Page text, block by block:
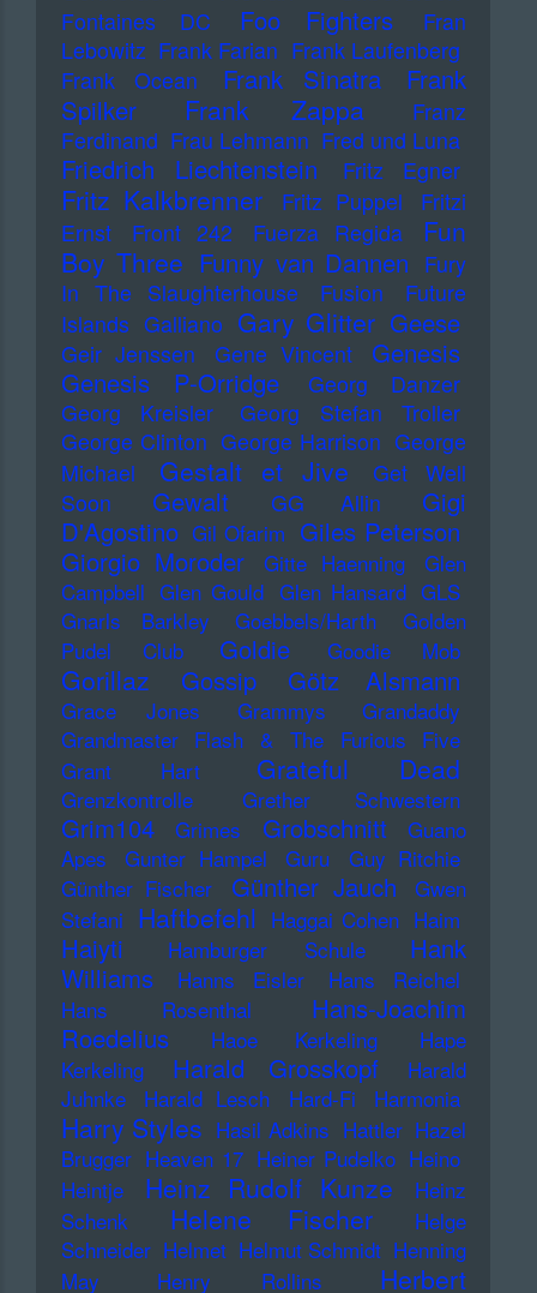
Fontaines DC Foo Fighters
Fran
Lebowitz Frank Farian Frank Laufenberg
Frank Ocean
Frank Sinatra
Frank
Spilker
Frank Zappa
Franz
Ferdinand Frau Lehmann Fred und Luna
Friedrich Liechtenstein Fritz Egner
Fritz Kalkbrenner Fritz Puppel
Fritzi
Ernst
Front 242 Fuerza Regida
Fun
Boy Three Funny van Dannen Fury
In The Slaughterhouse
Fusion
Future
Islands Galliano Gary Glitter Geese
Geir Jenssen Gene Vincent
Genesis
Genesis P-Orridge
Georg Danzer
Georg Kreisler
Georg Stefan Troller
George Clinton George Harrison George
Michael
Gestalt et Jive
Get Well
Soon
Gewalt GG Allin
Gigi
D'Agostino Gil Ofarim Giles Peterson
Giorgio Moroder
Gitte Haenning
Glen
Campbell Glen Gould Glen Hansard GLS
Gnarls Barkley
Goebbels/Harth
Golden
Pudel Club
Goldie Goodie Mob
Gorillaz Gossip Götz Alsmann
Grace Jones Grammys
Grandaddy
Grandmaster Flash & The Furious Five
Grant Hart
Grateful Dead
Grenzkontrolle Grether Schwestern
Grim104 Grimes Grobschnitt
Guano
Apes
Gunter Hampel Guru
Guy Ritchie
Günther Fischer
Günther Jauch
Gwen
Stefani Haftbefehl Haggai Cohen Haim
Haiyti Hamburger Schule
Hank
Williams
Hanns Eisler
Hans Reichel
Hans Rosenthal
Hans-Joachim
Roedelius
Haoe Kerkeling
Hape
Kerkeling
Harald Grosskopf
Harald
Juhnke
Harald Lesch Hard-Fi Harmonia
Harry Styles Hasil Adkins Hattler Hazel
Brugger Heaven 17 Heiner Pudelko Heino
Heintje
Heinz Rudolf Kunze
Heinz
Schenk
Helene Fischer
Helge
Schneider Helmet Helmut Schmidt Henning
May
Henry Rollins
Herbert